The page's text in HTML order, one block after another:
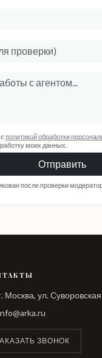
политикой обработки
моих данных.
Отправить
после проверки
Москва, ул.
ЗВОНОК